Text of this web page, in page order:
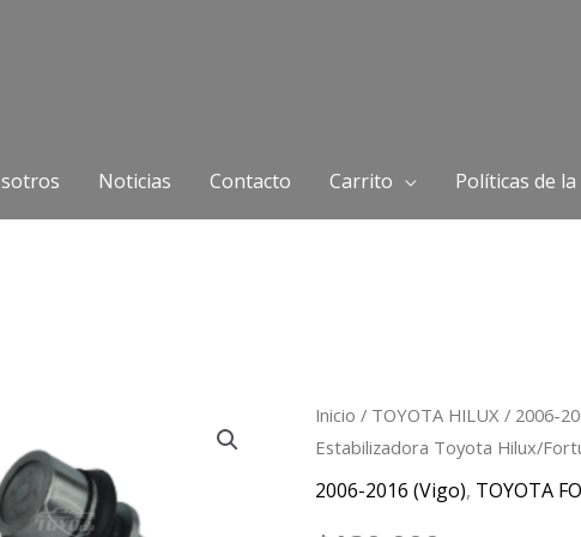
Noticias Contacto Carrito Políticas de
Inicio / TOYOTA HILUX / 2006-
Estabilizadora Toyota Hilux/
2006-2016 (Vigo), TOYOTA
Muñeco
Derecho
Barra